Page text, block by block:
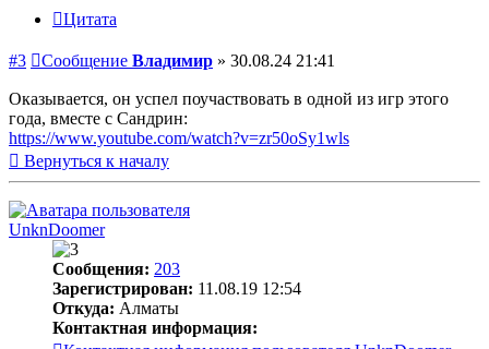
Цитата
#3 Сообщение Владимир » 30.08.24 21:41
Оказывается, он успел поучаствовать в одной из игр этого
года, вместе с Сандрин:
https://www.youtube.com/watch?v=zr50oSy1wls
Вернуться к началу
UnknDoomer
Сообщения: 203
Зарегистрирован: 11.08.19 12:54
Откуда: Алматы
Контактная информация: